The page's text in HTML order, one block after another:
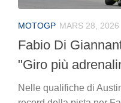
MOTOGP MARS 28, 2026
Fabio Di
"Giro più
Nelle qualifiche di